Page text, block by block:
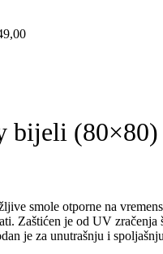
bijeli (80×80)
smole otporne na
Zaštićen je od UV zračenja
je za unutrašnju i